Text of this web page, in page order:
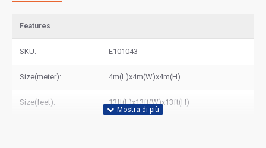
Features
SKU: E101043
Size(meter): 4m(L)x4m(W)x4m(H)
Size(feet): 13ft(L)x13ft(W)x13ft(H)